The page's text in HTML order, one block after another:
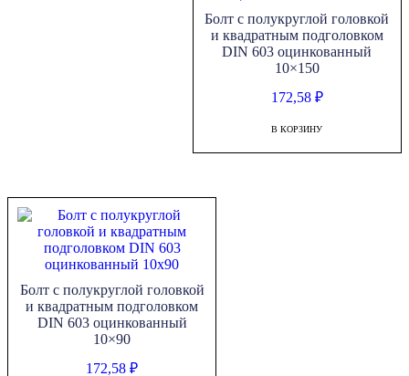
Болт с полукруглой головкой
и квадратным подголовком
DIN 603 оцинкованный
10×150
172,58 ₽
В КОРЗИНУ
Болт с полукруглой головкой
и квадратным подголовком
DIN 603 оцинкованный
10×90
172,58₽